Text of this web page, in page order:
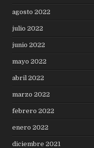
agosto 2022
julio 2022
junio 2022
mayo 2022
abril 2022
marzo 2022
febrero 2022
enero 2022
diciembre 2021